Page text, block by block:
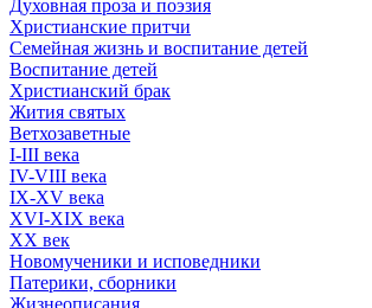
Духовная проза и поэзия
Христианские притчи
Семейная жизнь и воспитание детей
Воспитание детей
Христианский брак
Жития святых
Ветхозаветные
I-III века
IV-VIII века
IX-XV века
XVI-XIX века
XX век
Новомученики и исповедники
Патерики, сборники
Жизнеописания